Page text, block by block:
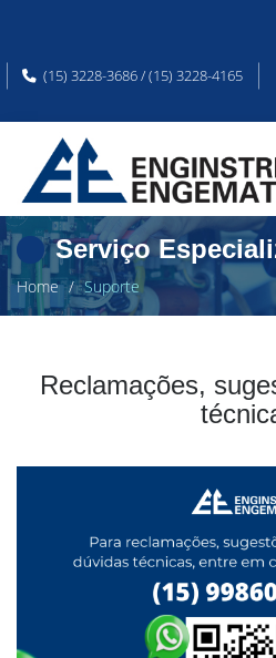
(15) 3228-3686 / (15) 3228-4165
Serviço
Home Suporte
Reclamações,